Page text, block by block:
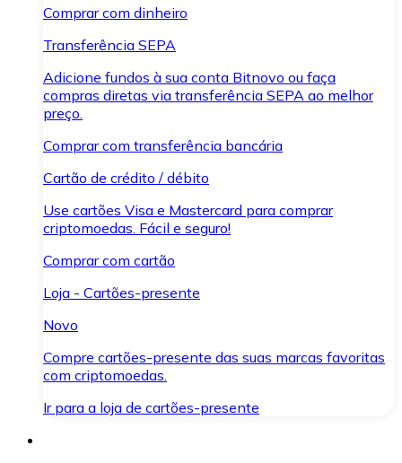
Comprar com dinheiro
Transferência SEPA
Adicione fundos à sua conta Bitnovo ou faça
compras diretas via transferência SEPA ao melhor
preço.
Comprar com transferência bancária
Cartão de crédito / débito
Use cartões Visa e Mastercard para comprar
criptomoedas. Fácil e seguro!
Comprar com cartão
Loja - Cartões-presente
Novo
Compre cartões-presente das suas marcas favoritas
com criptomoedas.
Ir para a loja de cartões-presente